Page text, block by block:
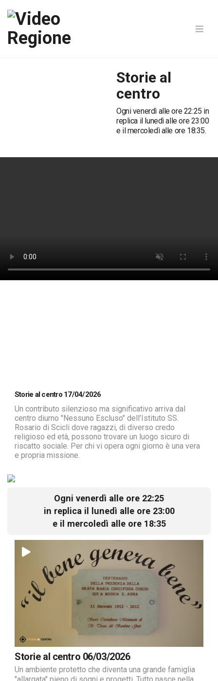
Storie al
centro
Ogni venerdì alle ore 22:25 in
replica il lunedì alle ore 23:00
e il mercoledì alle ore 18:35.
Storie al centro 17/04/2026
Un contributo silenzioso ma significativo arriva dal
centro diurno "Nessuno Escluso" dell’Istituto SS.
Rosario di Scicli dove ragazzi, di diverso credo
religioso ed età, possono trovare un luogo sicuro di
riscatto sociale. Per chi vi opera ogni giorno è una vera
e propria missione.
Ogni venerdì alle ore 22:25
in replica il lunedì alle ore 23:00
e il mercoledì alle ore 18:35
Storie al centro 06/03/2026
Un ambiente protetto che diventa una grande famiglia
"allargata" pieno di sogni e progetti. Tutto nasce nella